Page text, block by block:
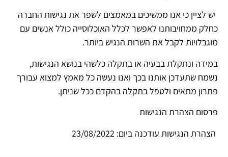
יש לציין כי אנו ממשיכים במאמצים לשפר את נגישות החברה
כחלק ממחויבותנו לאפשר לכלל האוכלוסייה כולל אנשים עם
מוגבלויות לקבל את השרות הנגיש ביותר.
במידה ונתקלת בבעיה או בתקלה כלשהי בנושא הנגישות,
נשמח שתעדכן אותנו בכך ואנו נעשה כל מאמץ למצוא עבורך
פתרון מתאים ולטפל בתקלה בהקדם ככל שניתן.
פרסום הצהרת הנגישות
הצהרת הנגישות עודכנה ביום: 23/08/2022